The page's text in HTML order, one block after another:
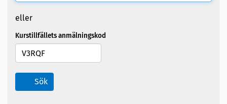
eller
Kurstillfällets anmälningskod
Sök